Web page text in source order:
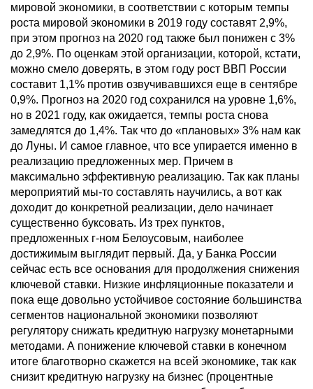
мировой экономики, в соответствии с которым темпы
роста мировой экономики в 2019 году составят 2,9%,
при этом прогноз на 2020 год также был понижен с 3%
до 2,9%. По оценкам этой организации, которой, кстати,
можно смело доверять, в этом году рост ВВП России
составит 1,1% против озвучивавшихся еще в сентябре
0,9%. Прогноз на 2020 год сохранился на уровне 1,6%,
но в 2021 году, как ожидается, темпы роста снова
замедлятся до 1,4%. Так что до «плановых» 3% нам как
до Луны. И самое главное, что все упирается именно в
реализацию предложенных мер. Причем в
максимально эффективную реализацию. Так как планы
мероприятий мы-то составлять научились, а вот как
доходит до конкретной реализации, дело начинает
существенно буксовать. Из трех пунктов,
предложенных г-ном Белоусовым, наиболее
достижимым выглядит первый. Да, у Банка России
сейчас есть все основания для продолжения снижения
ключевой ставки. Низкие инфляционные показатели и
пока еще довольно устойчивое состояние большинства
сегментов национальной экономики позволяют
регулятору снижать кредитную нагрузку монетарными
методами. А понижение ключевой ставки в конечном
итоге благотворно скажется на всей экономике, так как
снизит кредитную нагрузку на бизнес (процентные